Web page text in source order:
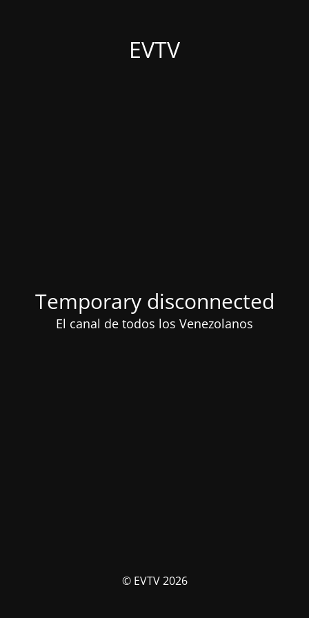
EVTV
Temporary disconnected
El canal de todos los Venezolanos
© EVTV 2026